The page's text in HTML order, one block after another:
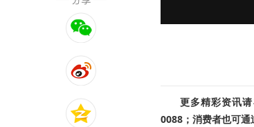
更多精彩资讯
0088；消费者也可通